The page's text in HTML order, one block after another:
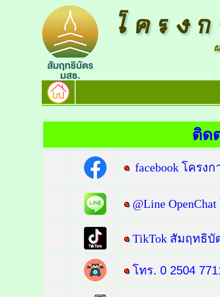
ติด
facebook โครง
@Line
TikTok สัมฤทธิบั
โทร. 0 2504 77